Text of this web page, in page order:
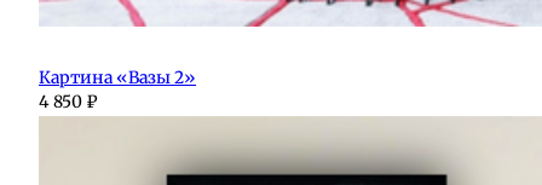
Картина «Вазы 2»
4 850 ₽